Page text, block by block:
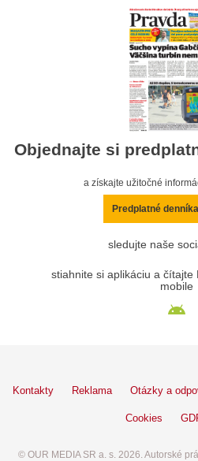
Objednajte si
a získajte užitočné
Predplatné
sledujte naše
stiahnite si aplikáciu a čítajte
mobile
Kontakty Reklama Otázky a
Cookies
© OUR MEDIA SR a. s. 2026. Autorské